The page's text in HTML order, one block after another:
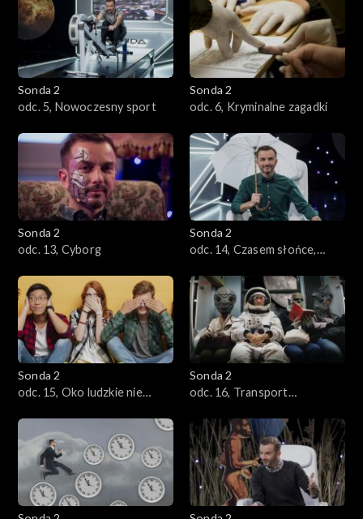
Sonda 2
odc. 5, Nowoczesny sport
Sonda 2
odc. 6, Kryminalne zagadki
Sonda 2
odc. 13, Cyborg
Sonda 2
odc. 14, Czasem słońce,
Sonda 2
odc. 15, Oko ludzkie nie
widziało
Sonda 2
odc. 16, Transport